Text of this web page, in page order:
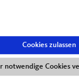
Cookies zulassen
notwendige Cookies
ist ein
ein idealer
Für
sorgt die